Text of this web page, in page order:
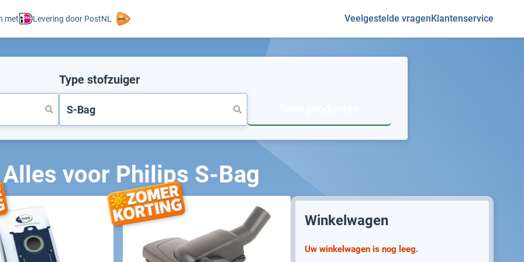
met Levering door PostNL Veelgestelde vragenKlantenservice
Type stofzuiger
Alles voor Philips S-Bag
Winkelwagen
Uw winkelwagen is nog leeg.